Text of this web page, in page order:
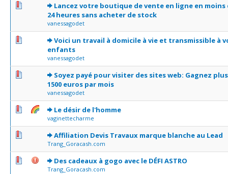
Lancez votre boutique de vente en ligne en moins
24 heures sans acheter de stock
vanessagodet
0 Votes - 0 sur 5 en moyenne
1 2345
Voici un travail à domicile à vie et transmissible à
enfants
vanessagodet
0 Votes - 0 sur 5 en moyenne
12 345
Soyez payé pour visiter des sites web: Gagnez
1500 euros par mois
vanessagodet
0 Votes - 0 sur 5 en moyenne
12345
Le désir de l'homme
vaginettecharme
1 Votes - 1 sur 5 en moyenne
1234 5
Affiliation Devis Travaux marque blanche au Lead
Trang_Goracash.com
0 Votes - 0 sur 5 en moyenne
12345
Des cadeaux à gogo avec le DÉFI ASTRO
Trang_Goracash.com
0 Votes - 0 sur 5 en moyenne
12345